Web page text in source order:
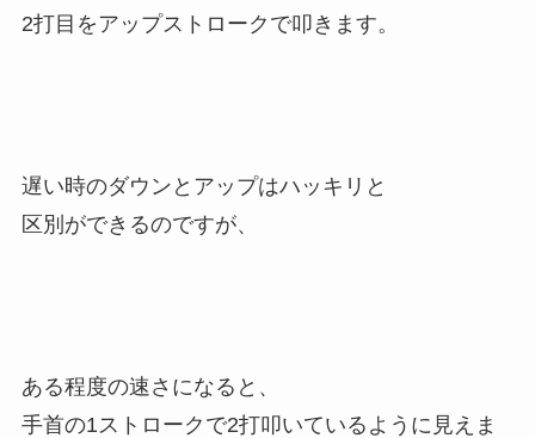
2打目をアップストロークで叩きます。
遅い時のダウンとアップはハッキリと
区別ができるのですが、
ある程度の速さになると、
手首の1ストロークで2打叩いているように見えま